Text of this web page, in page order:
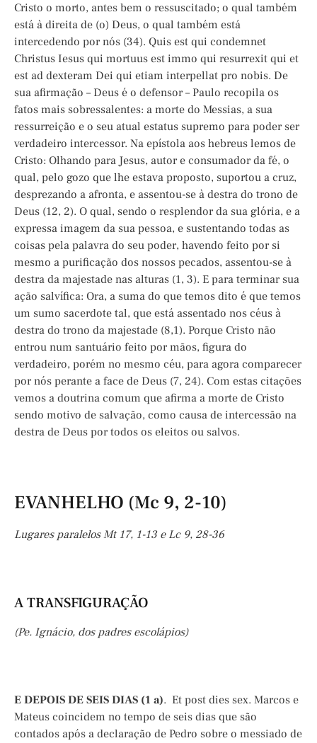
Cristo o morto, antes bem o ressuscitado; o qual também
está à direita de (o) Deus, o qual também está
intercedendo por nós (34). Quis est qui condemnet
Christus Iesus qui mortuus est immo qui resurrexit qui et
est ad dexteram Dei qui etiam interpellat pro nobis. De
sua afirmação – Deus é o defensor – Paulo recopila os
fatos mais sobressalentes: a morte do Messias, a sua
ressurreição e o seu atual estatus supremo para poder ser
verdadeiro intercessor. Na epístola aos hebreus lemos de
Cristo: Olhando para Jesus, autor e consumador da fé, o
qual, pelo gozo que lhe estava proposto, suportou a cruz,
desprezando a afronta, e assentou-se à destra do trono de
Deus (12, 2). O qual, sendo o resplendor da sua glória, e a
expressa imagem da sua pessoa, e sustentando todas as
coisas pela palavra do seu poder, havendo feito por si
mesmo a purificação dos nossos pecados, assentou-se à
destra da majestade nas alturas (1, 3). E para terminar sua
ação salvífica: Ora, a suma do que temos dito é que temos
um sumo sacerdote tal, que está assentado nos céus à
destra do trono da majestade (8,1). Porque Cristo não
entrou num santuário feito por mãos, figura do
verdadeiro, porém no mesmo céu, para agora comparecer
por nós perante a face de Deus (7, 24). Com estas citações
vemos a doutrina comum que afirma a morte de Cristo
sendo motivo de salvação, como causa de intercessão na
destra de Deus por todos os eleitos ou salvos.
EVANHELHO (Mc 9, 2-10)
Lugares paralelos Mt 17, 1-13 e Lc 9, 28-36
A TRANSFIGURAÇÃO
(Pe. Ignácio, dos padres escolápios)
E DEPOIS DE SEIS DIAS (1 a). Et post dies sex. Marcos e
Mateus coincidem no tempo de seis dias que são
contados após a declaração de Pedro sobre o messiado de